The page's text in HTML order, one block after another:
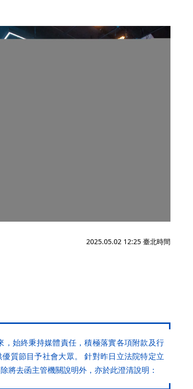
2025.05.02 12:25 臺北時間
始終秉持媒體責任，積極落實各項附款及行
質節目予社會大眾。 針對昨日立法院特定立
將去函主管機關說明外，亦於此澄清說明：